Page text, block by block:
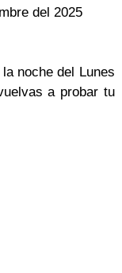
noche del Lunes
a probar tu